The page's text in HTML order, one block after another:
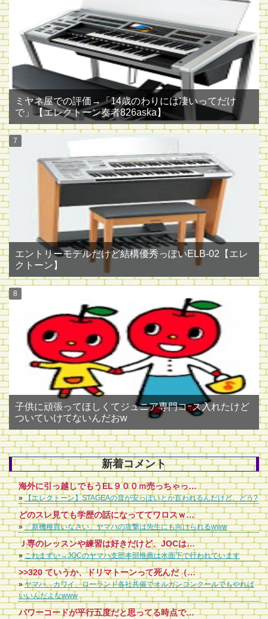
ミヤネ屋での評価→「14歳のわりには凄いってだけ
で」【エレクトーン奏者826aska】
エントリーモデルだけど結構優秀っぽいELB-02【エレ
クトーン】
子供に頑張ってほしくてジュニア専門コｰス入れたけど
ついていけてないんだおw
新着コメント
海外に引っ越しでもうEL９００ｍ売っちゃったけど、ちょっと後悔してます。ステージア音が薄っぺらい軽いというか。ＥＬのほうが深みがあって好きでした。
»【エレクトーン】STAGEAの音が安っぽいとか言われるんだけど、どう?
どのスレ見ても学歴の話になっててワロスｗｗｗ ヤマハの講師ってコンプレックス抱えてるんやなあ
»「新機種買いなさい」ヤマハの攻撃は先生にも向けられるwww
Ｊ専のレッスンや練習は好きだけど、JOCは嫌いというお子さん多いみたいですね。 JOCをどう考えるかは、何のためにレッスンをしているのかという目的にもよります。 クラシックやPOPSなど、人の作ったものを弾いて楽しみたいだけなのか、何とか、ピアノや音楽で食べていきたいと思うのか、弾ける人を育てたいと思うのか、まあ、目的はいろいろありますね。 PTNAやショパンコンクールなど、有名なコンクールはいろいろありますが、どれも、人の作った曲をいかに再現できるかという世界のものです。頂点に上り詰めても、それだけで食べていくのは極めて難しい。なぜなら、有名なピアニストのCDを買ってくれば、絶対にそれを超えることはないってことになってるんです。頂点まで行けなければ、せいぜい子供たちを集めてピアノ教室をやるくらいです。 YAMAHAは早くからそこに気づいて、JOCや嬬恋のポプコンなど、演奏できると同時に作る、つまりオリジナリティーを発揮できる場を大切にしてきたんだと思います。ポプコンは、井上陽水さんや中島みゆさんが入賞して今に至ってるってことで有名です。 レッスンをしてせっかくピアノが弾けるんだから、適当でもいい、セオリーなんか無視してもいい、褒められる曲でなくてもいい、作る喜びを子供たちに味合わせて、楽しんでもらえるように親や先生が導いていければと思います。 バンド活動を始めて、ピアノは弾けないけれどギターを練習して何とか音楽をやっている人から見れば、ピアノで両手を使って、シャープやフラットが3つも4つもある譜面を弾けるなんて、羨ましい以外の何物でもないんですから。 JOCで人前で披露する前提で考えるから、練習してるクラシック曲と同じようなレベルにしないととか考えるけど、グダグダな曲でも、和音が変な曲でも全然OKです。JAZZなんて不協和音の塊ですよ。子供が感性で作ったものを大事にしてあげてください。そこから、もしかしたら、新しいものが生まれてくるかもしれません。
»これまずい→JOCのヤマハ支部本部推薦は水面下で行われています
>>320 ていうか、ドリマトーンって死んだ（販売終了した）んだろ
»ヤマハ、カワイ、ローランド各社共催でオルガンコンクールでもやれば
いいんだよなwww
パワーコードが平行五度だと思ってる時点で…